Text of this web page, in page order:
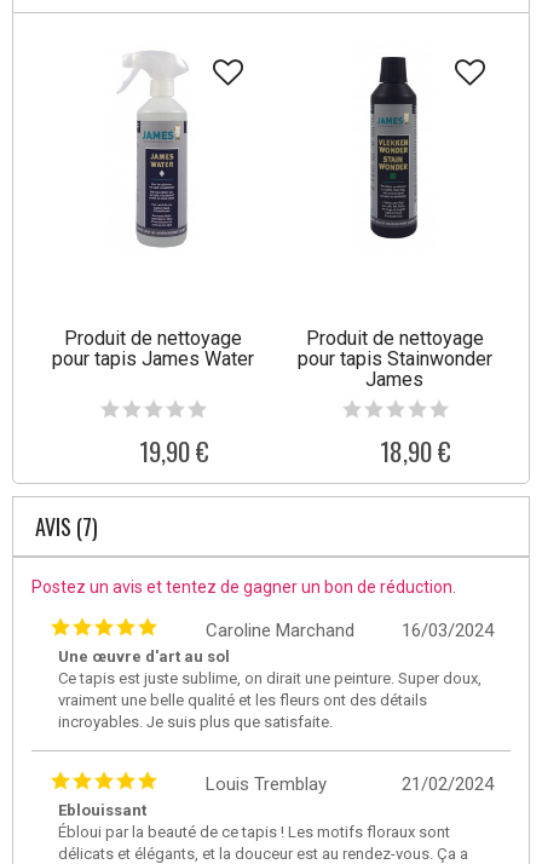
Produit de nettoyage
pour tapis James Water
19,90 €
Produit de nettoyage
pour tapis Stainwonder
James
18,90 €
AVIS (7)
Postez un avis et tentez de gagner un bon de réduction.
16/03/2024
Caroline Marchand
Une œuvre d'art au sol
Ce tapis est juste sublime, on dirait une peinture. Super doux,
vraiment une belle qualité et les fleurs ont des détails
incroyables. Je suis plus que satisfaite.
21/02/2024
Louis Tremblay
Eblouissant
Ébloui par la beauté de ce tapis ! Les motifs floraux sont
délicats et élégants, et la douceur est au rendez-vous. Ça a